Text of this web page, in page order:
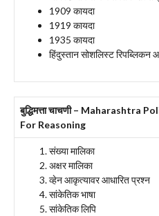
1909 कायदा
1919 कायदा
1935 कायदा
हिंदुस्तान सोशलिस्ट रिपब्लिकन
बुद्धिमत्ताचाचणी – Maharashtra
For Reasoning
संख्या मालिका
अक्षर मालिका
व्हेन आकृत्यावर आधारित प्रश्न
सांकेतिक भाषा
सांकेतिक लिपि